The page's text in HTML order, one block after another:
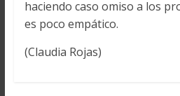
haciendo caso omiso a los
es poco empático.
(Claudia Rojas)